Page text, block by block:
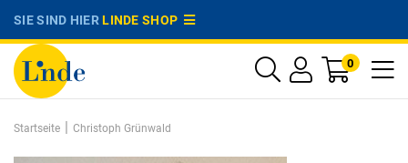
SIE SIND HIERLINDE SHOP
0
Startseite | Christoph Grünwald